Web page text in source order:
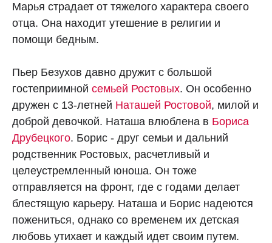
Марья страдает от тяжелого характера своего
отца. Она находит утешение в религии и
помощи бедным.
Пьер Безухов давно дружит с большой
гостеприимной семьей Ростовых. Он особенно
дружен с 13-летней Наташей Ростовой, милой и
доброй девочкой. Наташа влюблена в Бориса
Друбецкого. Борис - друг семьи и дальний
родственник Ростовых, расчетливый и
целеустремленный юноша. Он тоже
отправляется на фронт, где с годами делает
блестящую карьеру. Наташа и Борис надеются
пожениться, однако со временем их детская
любовь утихает и каждый идет своим путем.